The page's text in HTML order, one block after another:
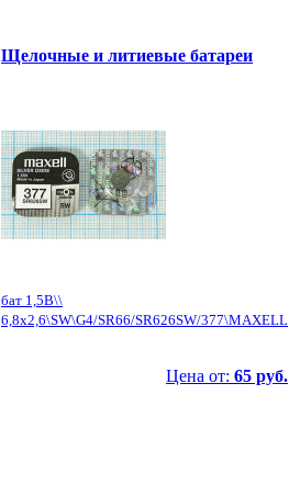
Щелочные и литиевые батареи
бат 1,5В\\
6,8x2,6\SW\G4/SR66/SR626SW/377\MAXELL
Цена от: 65 руб.